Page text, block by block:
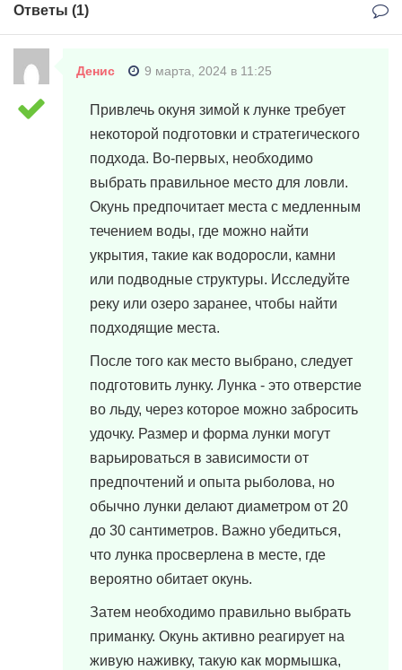
Ответы (1)
Денис 9 марта, 2024 в 11:25
Привлечь окуня зимой к лунке требует
некоторой подготовки и стратегического
подхода. Во-первых, необходимо
выбрать правильное место для ловли.
Окунь предпочитает места с медленным
течением воды, где можно найти
укрытия, такие как водоросли, камни
или подводные структуры. Исследуйте
реку или озеро заранее, чтобы найти
подходящие места.
После того как место выбрано, следует
подготовить лунку. Лунка - это отверстие
во льду, через которое можно забросить
удочку. Размер и форма лунки могут
варьироваться в зависимости от
предпочтений и опыта рыболова, но
обычно лунки делают диаметром от 20
до 30 сантиметров. Важно убедиться,
что лунка просверлена в месте, где
вероятно обитает окунь.
Затем необходимо правильно выбрать
приманку. Окунь активно реагирует на
живую наживку, такую как мормышка,